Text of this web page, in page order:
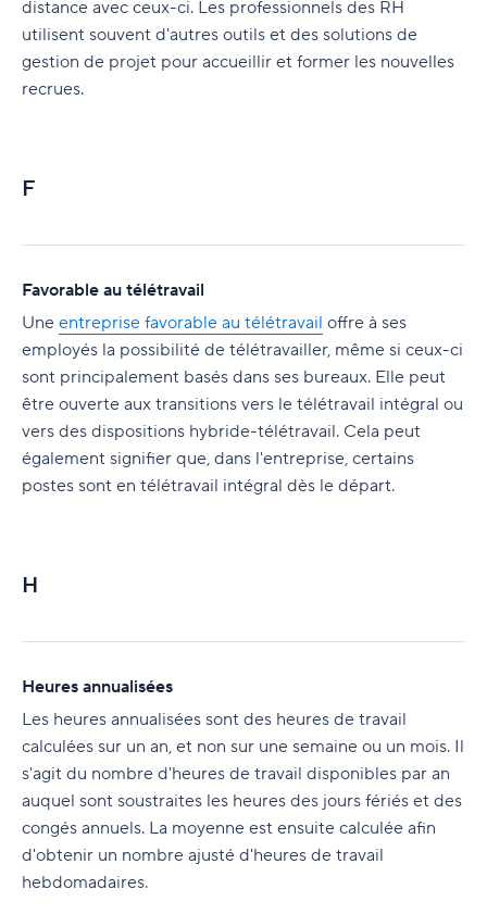
distance avec ceux-ci. Les professionnels des RH
utilisent souvent d'autres outils et des solutions de
gestion de projet pour accueillir et former les nouvelles
recrues.
F
Favorable au télétravail
Une entreprise favorable au télétravail offre à ses
employés la possibilité de télétravailler, même si ceux-ci
sont principalement basés dans ses bureaux. Elle peut
être ouverte aux transitions vers le télétravail intégral ou
vers des dispositions hybride-télétravail. Cela peut
également signifier que, dans l'entreprise, certains
postes sont en télétravail intégral dès le départ.
H
Heures annualisées
Les heures annualisées sont des heures de travail
calculées sur un an, et non sur une semaine ou un mois. Il
s'agit du nombre d'heures de travail disponibles par an
auquel sont soustraites les heures des jours fériés et des
congés annuels. La moyenne est ensuite calculée afin
d'obtenir un nombre ajusté d'heures de travail
hebdomadaires.